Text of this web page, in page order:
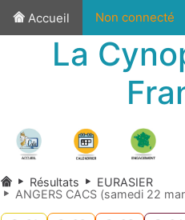
Accueil Non connecté
La
Résultats
EURASIER
ANGERS CACS (samedi 22